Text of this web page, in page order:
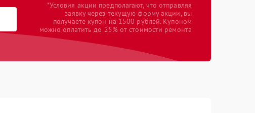
*Условия акции предполагают, что отправляя
заявку через текущую форму акции, вы
получаете купон на 1500 рублей. Купоном
можно оплатить до 25% от стоимости ремонта